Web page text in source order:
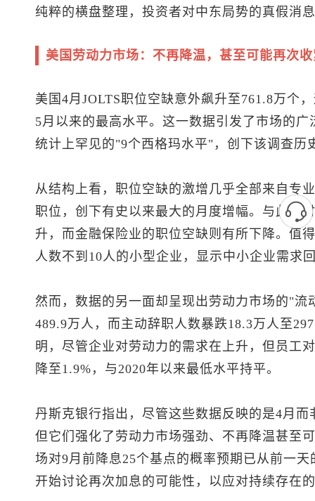
纯粹的横盘整理，投资者对中东局势的真假消
美国劳动力市场：不再降温，甚至可能再次
美国4月JOLTS职位空缺意外飙升至761.8万个
5月以来的最高水平。这一数据引发了市场的
统计上罕见的"9个西格玛水平"，创下该调查历
从结构上看，职位空缺的激增几乎全部来自专
职位，创下有史以来最大的月度增幅。与此同
升，而金融保险业的职位空缺则有所下降。值
人数不到10人的小型企业，显示中小企业需求
然而，数据的另一面却呈现出劳动力市场的"
489.9万人，而主动辞职人数暴跌18.3万人至
明，尽管企业对劳动力的需求在上升，但员工
降至1.9%，与2020年以来最低水平持平。
丹斯克银行指出，尽管这些数据反映的是4月而
但它们强化了劳动力市场强劲、不再降温甚至
场对9月前降息25个基点的概率预期已从前一天
开始讨论再次加息的可能性，以应对持续存在